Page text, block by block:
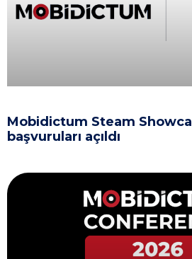
Mobidictum Steam
başvuruları açıldı